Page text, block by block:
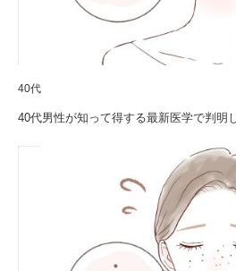
40代
40代男性が知って得する最新医学で判明